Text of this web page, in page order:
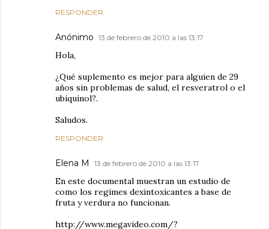
RESPONDER
Anónimo 13 de febrero de 2010 a las 13:17
Hola,
¿Qué suplemento es mejor para alguien de 29
años sin problemas de salud, el resveratrol o el
ubiquinol?.
Saludos.
RESPONDER
Elena M 13 de febrero de 2010 a las 13:17
En este documental muestran un estudio de
como los regimes dexintoxicantes a base de
fruta y verdura no funcionan.
http://www.megavideo.com/?